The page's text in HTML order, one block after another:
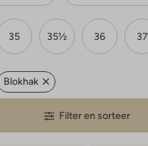
35 35½ 36 37
Blokhak
Filter en sorteer